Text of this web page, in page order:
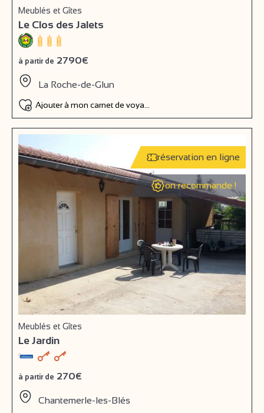
Meublés et Gîtes
Le Clos des Jalets
à partir de 2790€
La Roche-de-Glun
Ajouter à mon carnet de voyage
réservation en ligne
on recommande !
Meublés et Gîtes
Le Jardin
à partir de 270€
Chantemerle-les-Blés